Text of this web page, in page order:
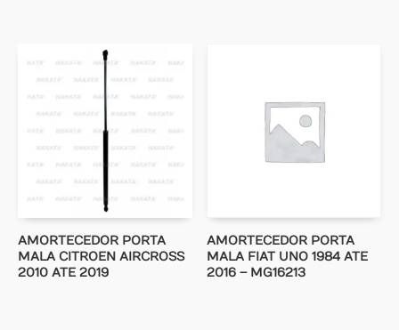
AMORTECEDOR PORTA
MALA CITROEN AIRCROSS
2010 ATE 2019
AMORTECEDOR PORTA
MALA FIAT UNO 1984 ATE
2016 – MG16213